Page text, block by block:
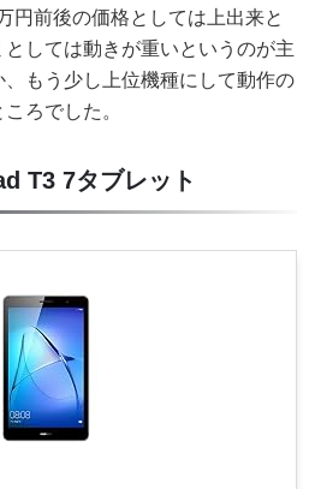
円前後の価格としては上出来と
しては動きが重いというのが主
もう少し上位機種にして動作の
ろでした。
T3 7タブレット